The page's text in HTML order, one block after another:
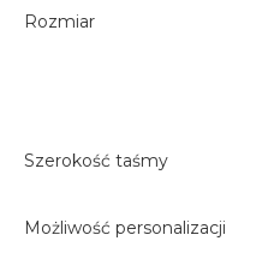
Rozmiar
Szerokość taśmy
Możliwość personalizacji